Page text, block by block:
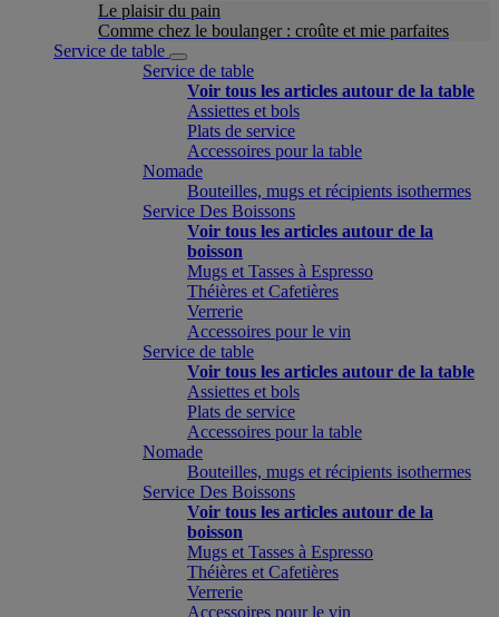
Le plaisir du pain
Comme chez le boulanger : croûte et mie parfaites
Service de table
Service de table
Voir tous les articles autour de la table
Assiettes et bols
Plats de service
Accessoires pour la table
Nomade
Bouteilles, mugs et récipients isothermes
Service Des Boissons
Voir tous les articles autour de la
boisson
Mugs et Tasses à Espresso
Théières et Cafetières
Verrerie
Accessoires pour le vin
Service de table
Voir tous les articles autour de la table
Assiettes et bols
Plats de service
Accessoires pour la table
Nomade
Bouteilles, mugs et récipients isothermes
Service Des Boissons
Voir tous les articles autour de la
boisson
Mugs et Tasses à Espresso
Théières et Cafetières
Verrerie
Accessoires pour le vin